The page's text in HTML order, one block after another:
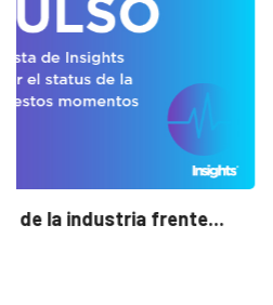
Conectados en época de pausa